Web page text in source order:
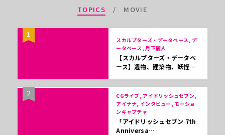
TOPICS MOVIE
1
スカルプターズ・データベース, デ
ータベース, 月下麗人
【スカルプターズ・データベ
ース】遺物、建築物、妖怪…
2
CGライブ, アイドリッシュセブン,
アイナナ, インタビュー, モーショ
ンキャプチャ
「アイドリッシュセブン 7th
Anniversa…